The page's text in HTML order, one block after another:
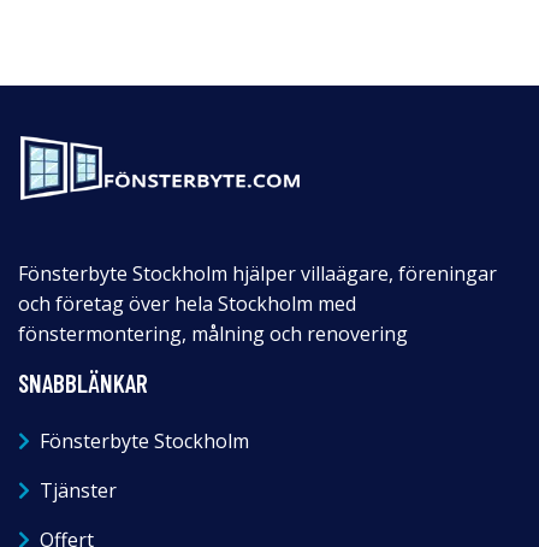
Fönsterbyte Stockholm hjälper villaägare, föreningar
och företag över hela Stockholm med
fönstermontering, målning och renovering
SNABBLÄNKAR
Fönsterbyte Stockholm
Tjänster
Offert